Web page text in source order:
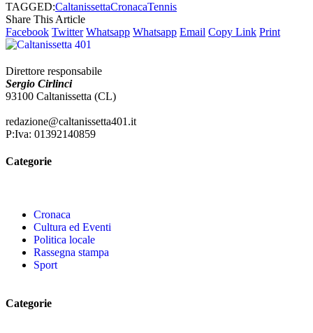
TAGGED:CaltanissettaCronacaTennis
Share This Article
Facebook Twitter Whatsapp Whatsapp Email Copy Link Print
Direttore responsabile
Sergio Cirlinci
93100 Caltanissetta (CL)
redazione@caltanissetta401.it
P:Iva: 01392140859
Categorie
Cronaca
Cultura ed Eventi
Politica locale
Rassegna stampa
Sport
Categorie